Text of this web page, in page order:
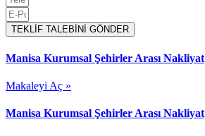
TEKLİF TALEBİNİ GÖNDER
Manisa Kurumsal Şehirler Arası Nakliyat
Makaleyi Aç »
Manisa Kurumsal Şehirler Arası Nakliyat